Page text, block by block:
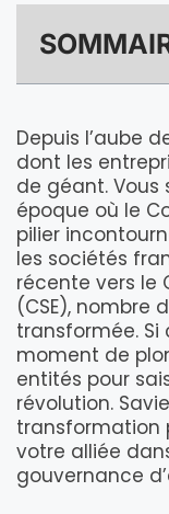
Depuis l’aube
dont les
de géant.
époque où le
pilier
les sociétés
récente vers le
(CSE), nombre
transformée. Si
moment de
entités pour
révolution.
transformation
votre alliée
gouvernance